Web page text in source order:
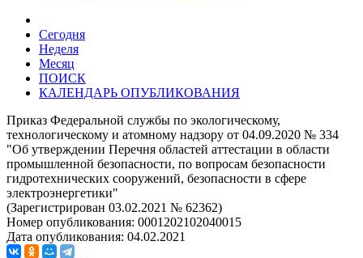
Сегодня
Неделя
Месяц
ПОИСК
КАЛЕНДАРЬ ОПУБЛИКОВАНИЯ
Приказ Федеральной службы по экологическому,
технологическому и атомному надзору от 04.09.2020 № 334
"Об утверждении Перечня областей аттестации в области
промышленной безопасности, по вопросам безопасности
гидротехнических сооружений, безопасности в сфере
электроэнергетики"
(Зарегистрирован 03.02.2021 № 62362)
Номер опубликования: 0001202102040015
Дата опубликования: 04.02.2021